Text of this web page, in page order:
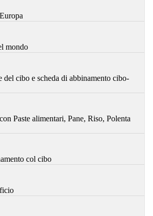
mondo
del cibo e scheda di abbinamento cibo-
Paste alimentari, Pane, Riso, Polenta
col cibo